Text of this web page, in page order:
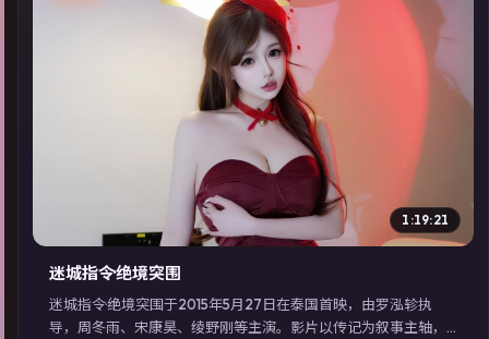
▶
1:19:21
迷城指令·绝境突围
迷城指令·绝境突围于2015年5月27日在泰国首映，由罗泓轸执
导，周冬雨、宋康昊、绫野刚等主演。影片以传记为叙事主轴，